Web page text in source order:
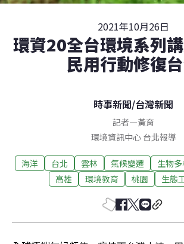
2021年10月26日
環資20全台環境系列
民用行動修復
時事新聞/台灣新聞
記者—黃育
環境資訊中心 台北報導
海洋 台北 雲林 氣候變遷 生物
高雄
環境教育 桃園 生態